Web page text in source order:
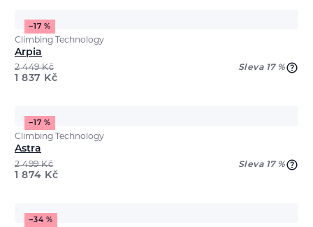
−17 %
Climbing Technology
Arpia
2 449Kč Sleva 17 %
1 837 Kč
−17 %
Climbing Technology
Astra
2 499Kč Sleva 17 %
1 874 Kč
−34 %